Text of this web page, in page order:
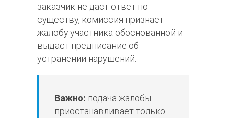
заказчик не даст ответ по
существу, комиссия признает
жалобу участника обоснованной и
выдаст предписание об
устранении нарушений.
Важно: подача жалобы
приостанавливает только